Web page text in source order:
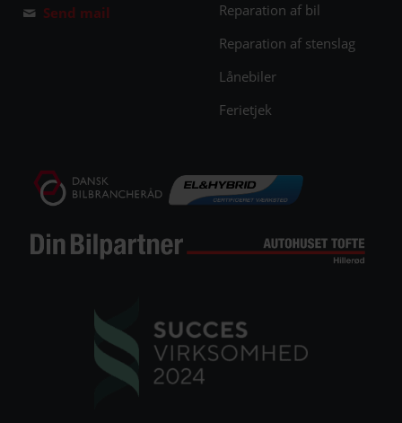
Send mail
Reparation af bil
Reparation af stenslag
Lånebiler
Ferietjek